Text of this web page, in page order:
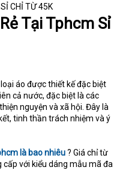
CHỈ TỪ 45K
Tại Tphcm Sỉ
áo được thiết kế đặc biệt
cả nước, đặc biệt là các
nguyện và xã hội. Đây là
tinh thần trách nhiệm và ý
là bao nhiêu? Giá chỉ từ
cấp với kiểu dáng mẫu mã đa